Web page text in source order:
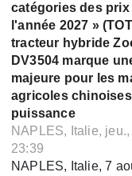
catégories des prix
l'année 2027 »
tracteur hybride
DV3504 marque
majeure pour les
agricoles
puissance
NAPLES, Italie,
23:39
NAPLES, Italie, 7